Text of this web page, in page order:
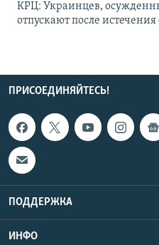
КРЦ: Украинцев,
отпускают после истечения
ПРИСОЕДИНЯЙТЕСЬ!
ПОДДЕРЖКА
ИНФО